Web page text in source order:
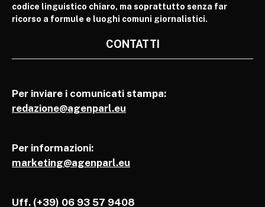
codice linguistico chiaro, ma soprattutto senza far
ricorso a formule e luoghi comuni giornalistici.
CONTATTI
Per inviare i comunicati stampa:
redazione@agenparl.eu
Per informazioni:
marketing@agenparl.eu
Uff. (+39) 06 93 57 9408